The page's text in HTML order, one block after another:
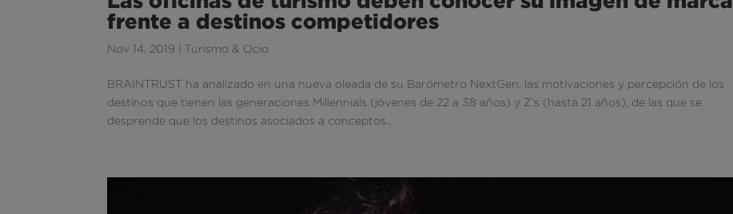
frente a destinos competidores
Nov 14, 2019 Turismo & Ocio
BRAINTRUST ha analizado en una nueva oleada de su Barómetro NextGen, las motivaciones y percepción de los
destinos que tienen las generaciones Millennials (jóvenes de 22 a 38 años) y Z’s (hasta 21 años), de las que se
desprende que los destinos asociados a conceptos...